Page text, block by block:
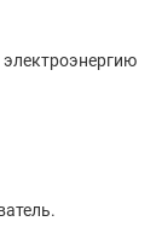
электроэнергию